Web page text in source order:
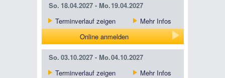
So. 18.04.2027 - Mo.19.04.2027
Terminverlauf zeigen
Mehr Infos
Online anmelden
So. 03.10.2027 - Mo.04.10.2027
Terminverlauf zeigen
Mehr Infos